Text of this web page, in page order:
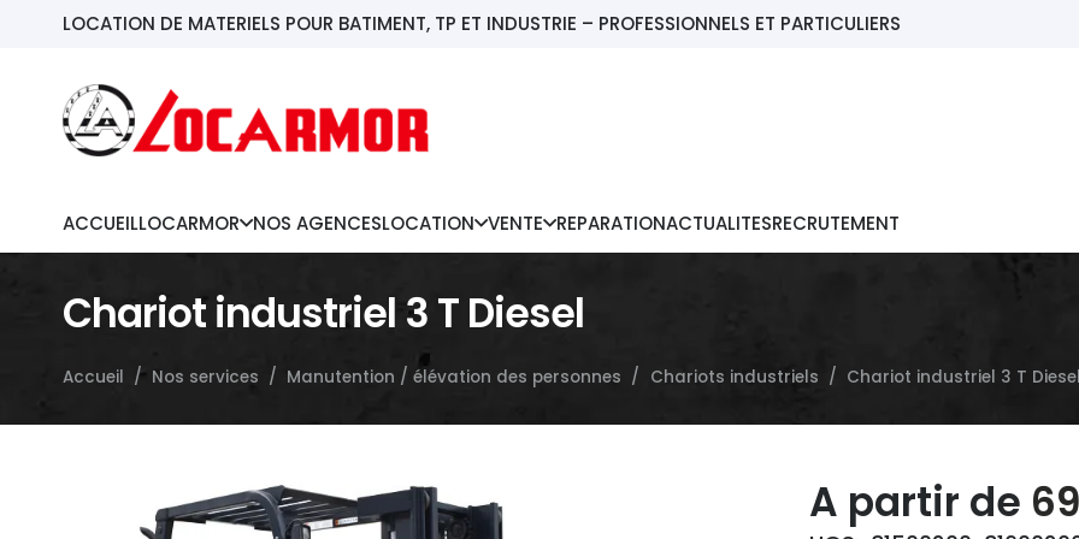
LOCATION DE MATERIELS POUR BATIMENT, TP ET INDUSTRIE – PROFESSIONNELS ET PARTICULIERS
ACCUEILLOCARMOR NOS AGENCESLOCATION VENTE REPARATIONACTUALITESRECRUTEMENT
Chariot industriel 3 T Diesel
Accueil / Nos services / Manutention / élévation des personnes / Chariots industriels / Chariot industriel 3 T Diesel
A partir de Le